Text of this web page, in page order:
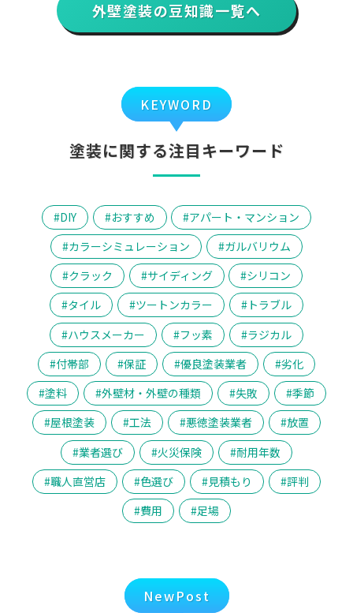
外壁塗装の豆知識一覧へ
KEYWORD
塗装に関する注目キーワード
DIY おすすめ
アパート・マンション
カラーシミュレーション
ガルバリウム
クラック
サイディング
シリコン
タイル
ツートンカラー
トラブル
ハウスメーカー
フッ素
ラジカル
付帯部
保証 優良塗装業者
劣化
塗料
外壁材・外壁の種類 失敗
季節
屋根塗装
工法 悪徳塗装業者
放置
業者選び
火災保険
耐用年数
職人直営店
色選び 見積もり
評判
費用
足場
NewPost